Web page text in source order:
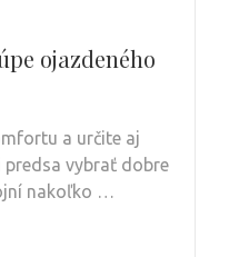
ojazdeného
a určite aj
predsa vybrať dobre
nakoľko …